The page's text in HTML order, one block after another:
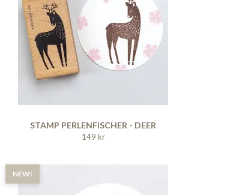
STAMP PERLENFISCHER - DEER
149 kr
NEW!